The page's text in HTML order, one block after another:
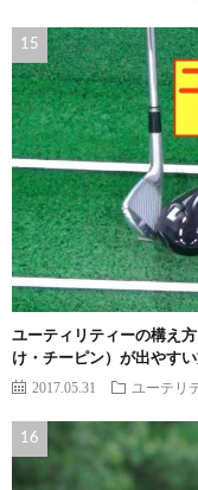
ユーティリティーの構え
け・チーピン）が出やす
2017.05.31 ユーテリ